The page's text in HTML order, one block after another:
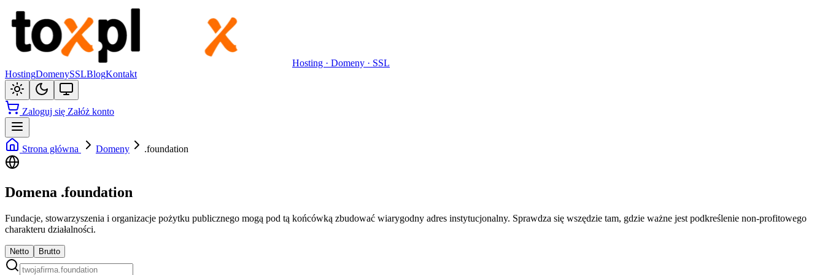
Hosting · Domeny · SSL
HostingDomenySSLBlogKontakt
Zaloguj się Załóż konto
Strona główna Domeny .foundation
Domena .foundation
Fundacje, stowarzyszenia i organizacje pożytku publicznego mogą pod tą końcówką zbudować wiarygodny adres instytucjonalny. Sprawdza się wszędzie tam, gdzie ważne jest podkreślenie non-profitowego
charakteru działalności.
Netto Brutto